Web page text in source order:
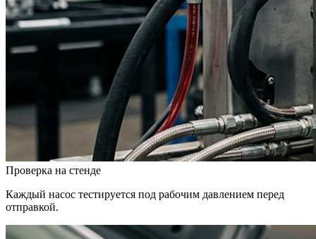
Проверка на стенде
Каждый насос тестируется под рабочим давлением перед
отправкой.